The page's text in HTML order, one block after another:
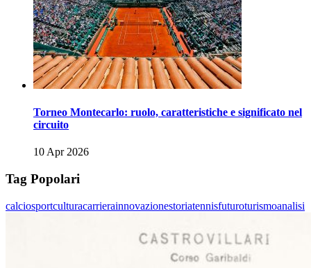
Torneo Montecarlo: ruolo, caratteristiche e significato nel
circuito
10 Apr 2026
Tag Popolari
calciosportculturacarrierainnovazionestoriatennisfuturoturismoanalisi